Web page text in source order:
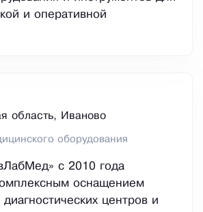
и оперативной
область, Иваново
оборудования
с 2010 года
оснащением
центров и